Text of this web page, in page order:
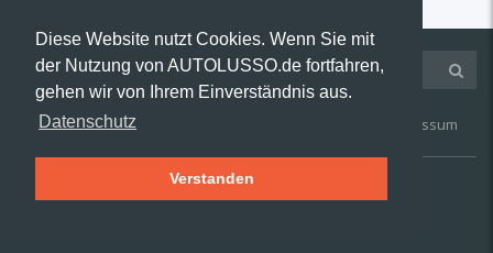
Diese Website nutzt Cookies. Wenn Sie mit
der Nutzung von AUTOLUSSO.de fortfahren,
gehen wir von Ihrem Einverständnis aus.
Datenschutz
Verstanden
Kontakt AGB Impressum
© 2019 AUTOLUSSO.de | Alle Rechte vorbehalten.